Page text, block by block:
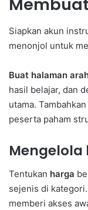
Siapkan akun
menonjol untuk
Buat halaman
hasil belajar, dan
utama.
peserta paham
Tentukan harga
sejenis di
memberi akses